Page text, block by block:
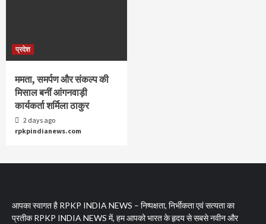
प्रदेश
ममता, समर्पण और संकल्प की
मिसाल बनीं आंगनवाड़ी
कार्यकर्ता शर्मिला ठाकुर
2 days ago
rpkpindianews.com
आपका स्वागत है RPKP INDIA NEWS – निष्पक्षता, निर्भीकता एवं सत्यता का
प्रतीक RPKP INDIA NEWS में, हम आपको भारत के हृदय से सबसे नवीन और